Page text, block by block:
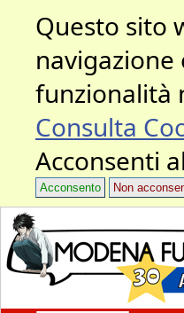
Questo sito
navigazione
funzionalità
Consulta
Acconsenti
Acconsento Non